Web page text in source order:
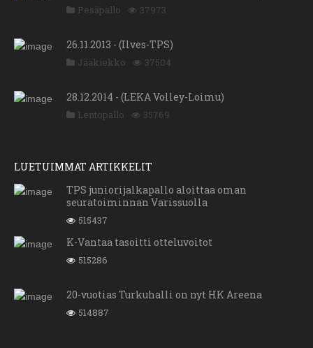
Pesäpallo 37973
26.11.2013 - (Ilves-TPS)
Jääkiekko 37504
28.12.2014 - (LEKA Volley-Loimu)
Lentopallo 35769
LUETUIMMAT ARTIKKELIT
TPS juniorijalkapallo aloittaa oman
seuratoiminnan Varissuolla
515437
K-Vantaa tasoitti otteluvoitot
515286
20-vuotias Turkuhalli on nyt HK Areena
514887